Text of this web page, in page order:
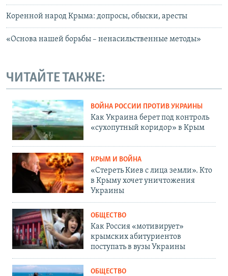
Коренной народ Крыма: допросы, обыски, аресты
«Основа нашей борьбы – ненасильственные методы»
ЧИТАЙТЕ ТАКЖЕ:
ВОЙНА РОССИИ ПРОТИВ УКРАИНЫ
Как Украина берет под контроль
«сухопутный коридор» в Крым
КРЫМ И ВОЙНА
«Стереть Киев с лица земли». Кто
в Крыму хочет уничтожения
Украины
ОБЩЕСТВО
Как Россия «мотивирует»
крымских абитуриентов
поступать в вузы Украины
ОБЩЕСТВО